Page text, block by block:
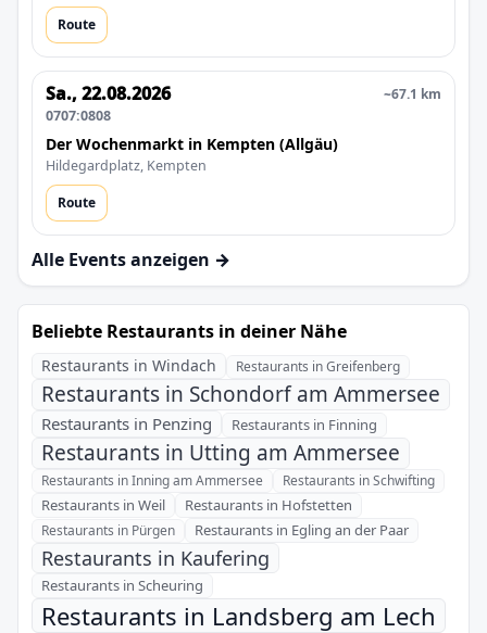
Route
Sa., 22.08.2026
0707:0808
~67.1 km
Der Wochenmarkt in Kempten (Allgäu)
Hildegardplatz, Kempten
Route
Alle Events anzeigen →
Beliebte Restaurants in deiner Nähe
Restaurants in Windach Restaurants in Greifenberg
Restaurants in Schondorf am Ammersee
Restaurants in Penzing Restaurants in Finning
Restaurants in Utting am Ammersee
Restaurants in Inning am Ammersee Restaurants in Schwifting
Restaurants in Weil Restaurants in Hofstetten
Restaurants in Pürgen Restaurants in Egling an der Paar
Restaurants in Kaufering
Restaurants in Scheuring
Restaurants in Landsberg am Lech